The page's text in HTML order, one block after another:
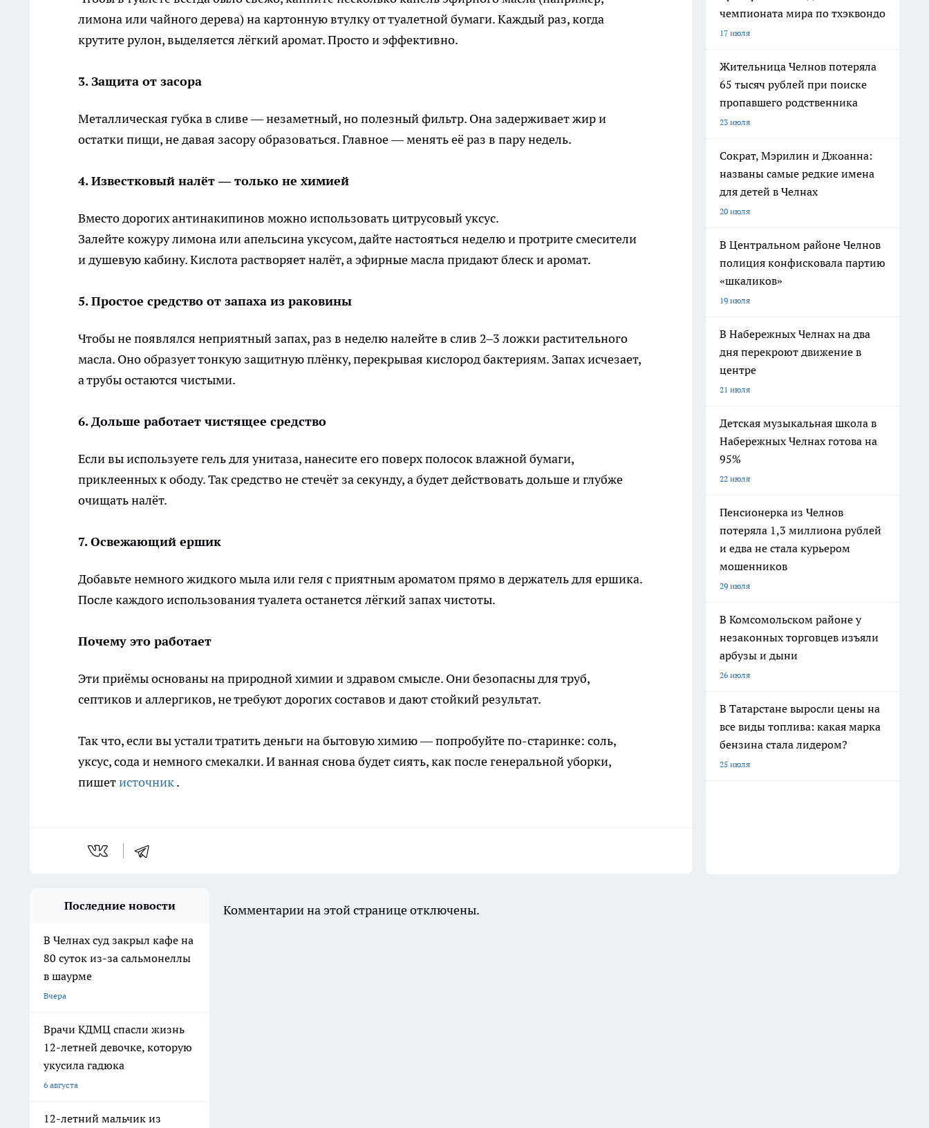
лимона или чайного дерева) на картонную втулку от туалетной бумаги. Каждый раз, когда
крутите рулон, выделяется лёгкий аромат. Просто и эффективно.
3. Защита от засора
Металлическая губка в сливе — незаметный, но полезный фильтр. Она задерживает жир и
остатки пищи, не давая засору образоваться. Главное — менять её раз в пару недель.
4. Известковый налёт — только не химией
Вместо дорогих антинакипинов можно использовать цитрусовый уксус.
Залейте кожуру лимона или апельсина уксусом, дайте настояться неделю и протрите смесители
и душевую кабину. Кислота растворяет налёт, а эфирные масла придают блеск и аромат.
5. Простое средство от запаха из раковины
Чтобы не появлялся неприятный запах, раз в неделю налейте в слив 2–3 ложки растительного
масла. Оно образует тонкую защитную плёнку, перекрывая кислород бактериям. Запах исчезает,
а трубы остаются чистыми.
6. Дольше работает чистящее средство
Если вы используете гель для унитаза, нанесите его поверх полосок влажной бумаги,
приклеенных к ободу. Так средство не стечёт за секунду, а будет действовать дольше и глубже
очищать налёт.
7. Освежающий ершик
Добавьте немного жидкого мыла или геля с приятным ароматом прямо в держатель для ершика.
После каждого использования туалета останется лёгкий запах чистоты.
Почему это работает
Эти приёмы основаны на природной химии и здравом смысле. Они безопасны для труб,
септиков и аллергиков, не требуют дорогих составов и дают стойкий результат.
Так что, если вы устали тратить деньги на бытовую химию — попробуйте по-старинке: соль,
уксус, сода и немного смекалки. И ванная снова будет сиять, как после генеральной уборки,
пишетисточник.
чемпионата мира по тхэквондо
17 июля
Жительница Челнов потеряла
65 тысяч рублей при поиске
пропавшего родственника
23 июля
Сократ, Мэрилин и Джоанна:
названы самые редкие имена
для детей в Челнах
20 июля
В Центральном районе Челнов
полиция конфисковала партию
«шкаликов»
19 июля
В Набережных Челнах на два
дня перекроют движение в
центре
21 июля
Детская музыкальная школа в
Набережных Челнах готова на
95%
22 июля
Пенсионерка из Челнов
потеряла 1,3 миллиона рублей
и едва не стала курьером
мошенников
29 июля
В Комсомольском районе у
незаконных торговцев изъяли
арбузы и дыни
26 июля
В Татарстане выросли цены на
все виды топлива: какая марка
бензина стала лидером?
25 июля
Последние новости
В Челнах суд закрыл кафе на
80 суток из-за сальмонеллы
в шаурме
Вчера
Врачи КДМЦ спасли жизнь
12-летней девочке, которую
укусила гадюка
6 августа
12-летний мальчик из
Комментарии на этой странице отключены.